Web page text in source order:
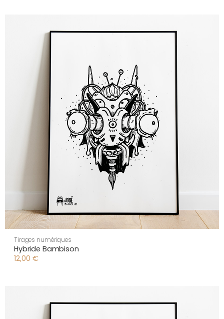
Tirages numériques
Hybride Bambison
12,00 €